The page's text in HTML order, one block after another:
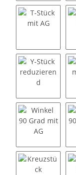
T-Stück mit
Y-Stück
Winkel 90